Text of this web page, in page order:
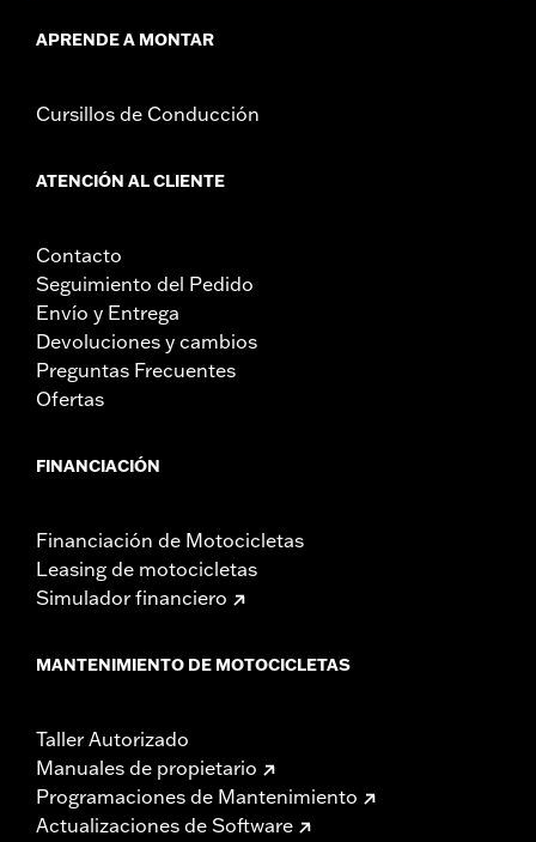
ATENCIÓN:Esta parrilla portaequipajes no se puede utilizar
como asiento o superar esta capacidad podría
consecuencia, lesiones graves o incluso la muerte.
APRENDE A MONTAR
Cursillos de Conducción
ATENCIÓN AL CLIENTE
Contacto
Seguimiento del Pedido
Envío y Entrega
Devoluciones y cambios
Preguntas Frecuentes
Ofertas
FINANCIACIÓN
Financiación de Motocicletas
Leasing de motocicletas
Simulador financiero
MANTENIMIENTO DE MOTOCICLETAS
Taller Autorizado
Manuales de propietario
Programaciones de Mantenimiento
Actualizaciones de Software